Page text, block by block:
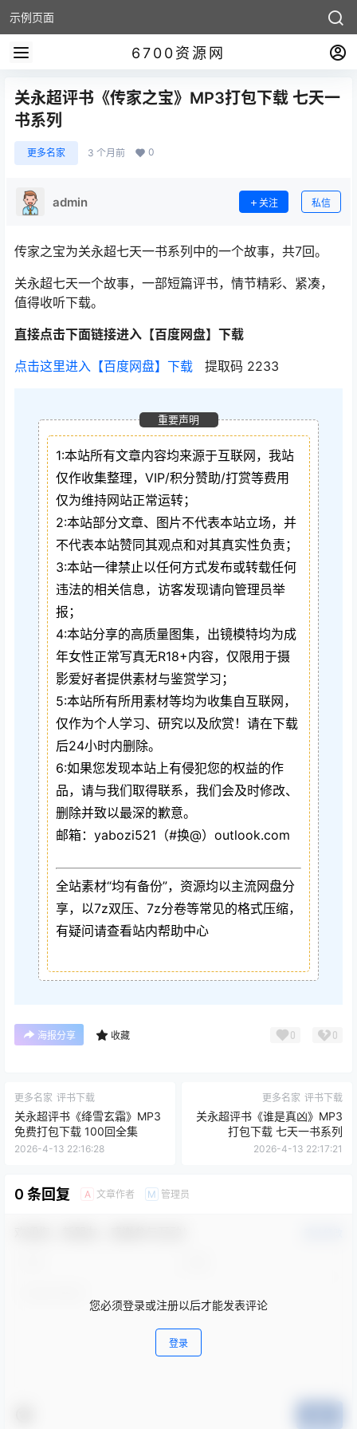
示例页面
6700资源网
关永超评书《传家之宝》MP3打包下载 七天一
书系列
更多名家 3 个月前 0
admin 关注 私信
传家之宝为关永超七天一书系列中的一个故事，共7回。
关永超七天一个故事，一部短篇评书，情节精彩、紧凑，
值得收听下载。
直接点击下面链接进入【百度网盘】下载
点击这里进入【百度网盘】下载 提取码 2233
重要声明
1:本站所有文章内容均来源于互联网，我站
仅作收集整理，VIP/积分赞助/打赏等费用
仅为维持网站正常运转；
2:本站部分文章、图片不代表本站立场，并
不代表本站赞同其观点和对其真实性负责；
3:本站一律禁止以任何方式发布或转载任何
违法的相关信息，访客发现请向管理员举
报；
4:本站分享的高质量图集，出镜模特均为成
年女性正常写真无R18+内容，仅限用于摄
影爱好者提供素材与鉴赏学习；
5:本站所有所用素材等均为收集自互联网，
仅作为个人学习、研究以及欣赏！请在下载
后24小时内删除。
6:如果您发现本站上有侵犯您的权益的作
品，请与我们取得联系，我们会及时修改、
删除并致以最深的歉意。
邮箱：yabozi521（#换@）outlook.com
全站素材“均有备份”，资源均以主流网盘分
享，以7z双压、7z分卷等常见的格式压缩，
有疑问请查看站内帮助中心
海报分享 收藏 0 0
更多名家 评书下载
关永超评书《绛雪玄霜》MP3
免费打包下载 100回全集
2026-4-13 22:16:28
更多名家 评书下载
关永超评书《谁是真凶》MP3
打包下载 七天一书系列
2026-4-13 22:17:21
0 条回复 A 文章作者 M 管理员
您必须登录或注册以后才能发表评论
登录